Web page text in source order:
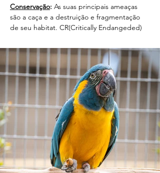
Conservação: As suas principais ameaças
são a caça e a destruição e fragmentação
de seu habitat. CR(Critically Endangeded)